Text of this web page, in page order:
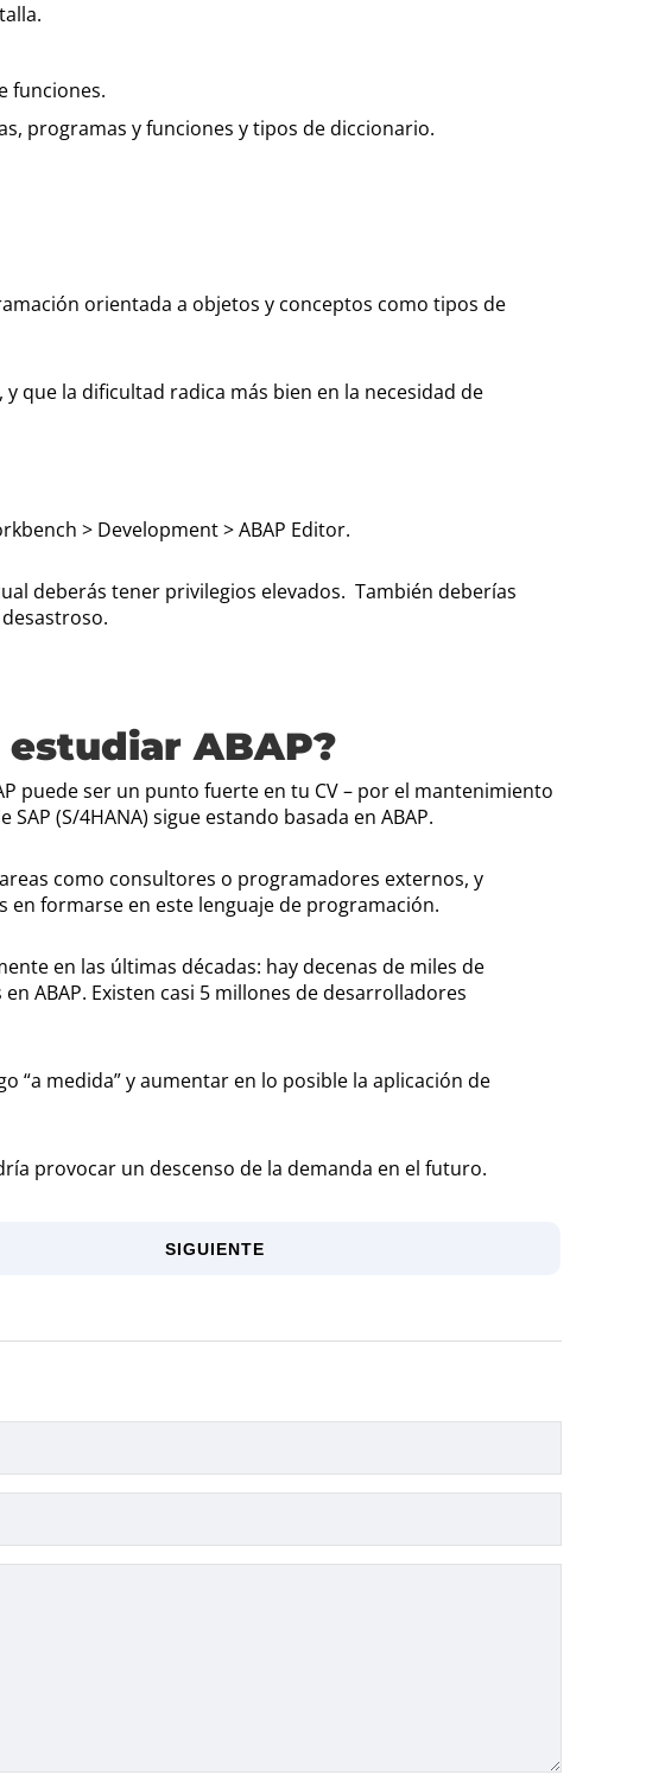
funciones.
programas y funciones y tipos de diccionario.
orientada a objetos y conceptos como tipos de
que la dificultad radica más bien en la necesidad de
> Development > ABAP Editor.
deberás tener privilegios elevados. También deberías
ABAP?
puede ser un punto fuerte en tu CV – por el mantenimiento
(S/4HANA) sigue estando basada en ABAP.
como consultores o programadores externos, y
en formarse en este lenguaje de programación.
en las últimas décadas: hay decenas de miles de
ABAP. Existen casi 5 millones de desarrolladores
“a medida” y aumentar en lo posible la aplicación de
provocar un descenso de la demanda en el futuro.
SIGUIENTE